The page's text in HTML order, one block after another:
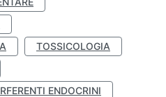
TOSSICOLOGIA
ENDOCRINI